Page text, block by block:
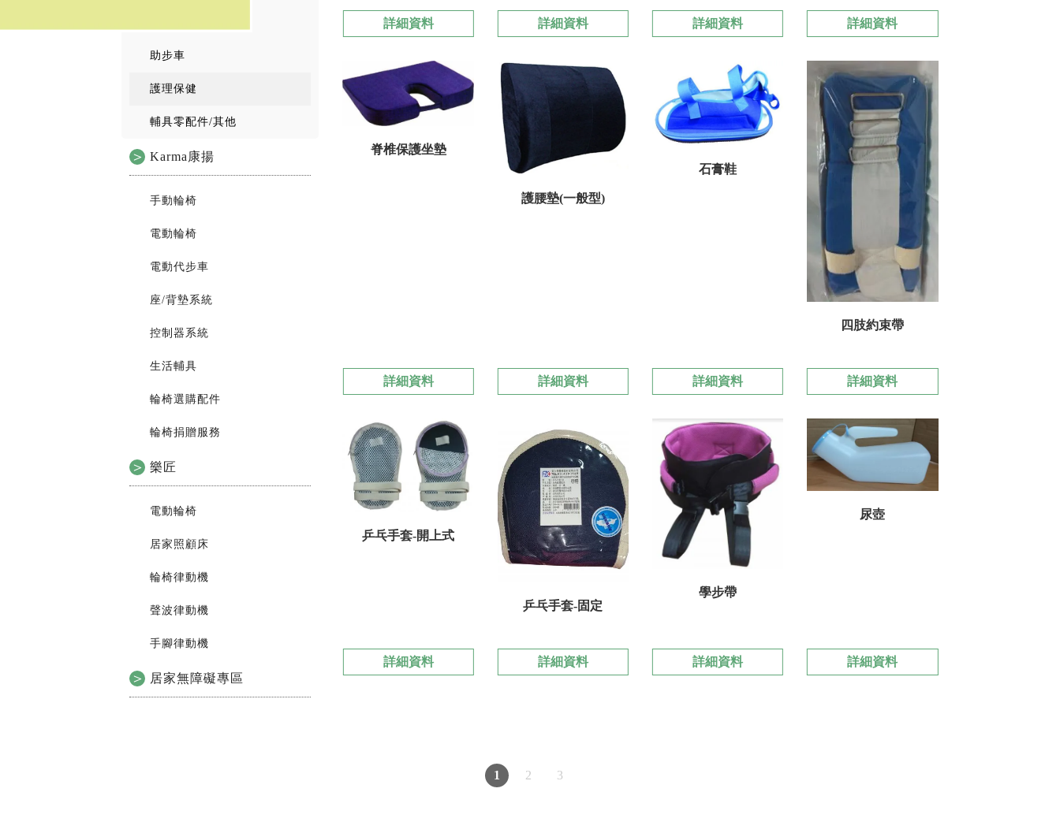
助步車
護理保健
輔具零配件/其他
Karma康揚
手動輪椅
電動輪椅
電動代步車
座/背墊系統
控制器系統
生活輔具
輪椅選購配件
輪椅捐贈服務
樂匠
電動輪椅
居家照顧床
輪椅律動機
聲波律動機
手腳律動機
居家無障礙專區
詳細資料 詳細資料 詳細資料 詳細資料
脊椎保護坐墊
詳細資料
護腰墊(一般型)
詳細資料
石膏鞋
詳細資料
四肢約束帶
詳細資料
乒乓手套-開上式
詳細資料
乒乓手套-固定
詳細資料
學步帶
詳細資料
尿壺
詳細資料
1 2 3